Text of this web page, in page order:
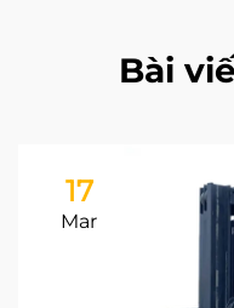
Bài
17
Mar